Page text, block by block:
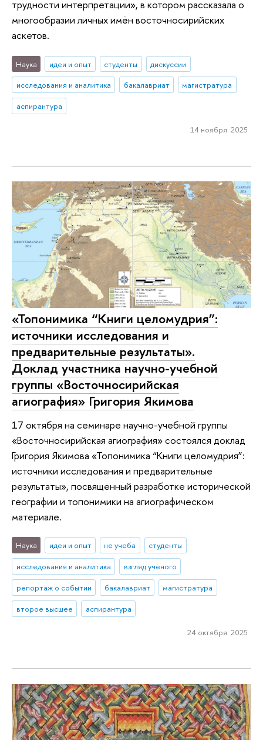
трудности интерпретации», в котором рассказала о
многообразии личных имён восточносирийских
аскетов.
Наука идеи и опыт студенты
дискуссии
исследования и аналитика
бакалавриат
магистратура
аспирантура
14 ноября 2025
«Топонимика “Книги целомудрия”:
источники исследования и
предварительные результаты».
Доклад участника научно-учебной
группы «Восточносирийская
агиография» Григория Якимова
17 октября на семинаре научно-учебной группы
«Восточносирийская агиография» состоялся доклад
Григория Якимова «Топонимика “Книги целомудрия”:
источники исследования и предварительные
результаты», посвященный разработке исторической
географии и топонимики на агиографическом
материале.
Наука идеи и опыт не учеба
студенты
исследования и аналитика
взгляд ученого
репортаж о событии
бакалавриат
магистратура
второе высшее
аспирантура
24 октября 2025